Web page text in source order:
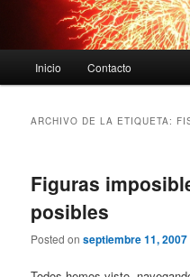
principal
Inicio Contacto
ARCHIVO DE LA ETIQUETA:
Figuras
posibles
Posted onseptiembre 11, 2007